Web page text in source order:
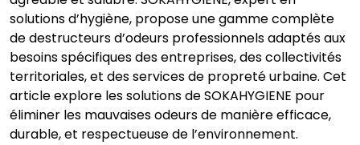
solutions d’hygiène, propose une gamme complète
de destructeurs d’odeurs professionnels adaptés aux
besoins spécifiques des entreprises, des collectivités
territoriales, et des services de propreté urbaine. Cet
article explore les solutions de SOKAHYGIENE pour
éliminer les mauvaises odeurs de manière efficace,
durable, et respectueuse de l’environnement.